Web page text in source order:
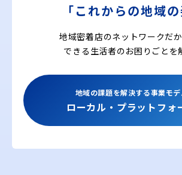
「これからの地域の
地域密着店のネットワークだ
できる 生活者のお困りごとを
地域の課題を解決する事業モ
ローカル・プラットフォ